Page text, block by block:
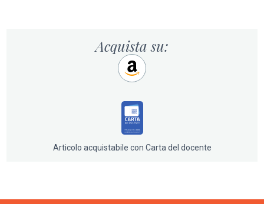
singoli e album, cronache di concerti e controversie
(censure, accuse di sessismo, violenza, conflitti
razziali), mostrando come ogni svolta musicale
corrisponda a uno spostamento sociale e mediatico.
Un libro che offre una narrazione compatta e acuta degli
anni fondativi dell’hip hop – dal pre-rap alle soglie degli
anni ’90 – combinando, in modo ancora oggi unico,
ricerca storica, critica musicale e osservazione diretta.
Acquista su:
Articolo acquistabile con Carta del docente